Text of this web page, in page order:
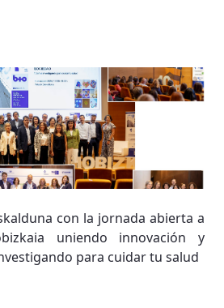
con la jornada abierta a
uniendo innovación y
para cuidar tu salud